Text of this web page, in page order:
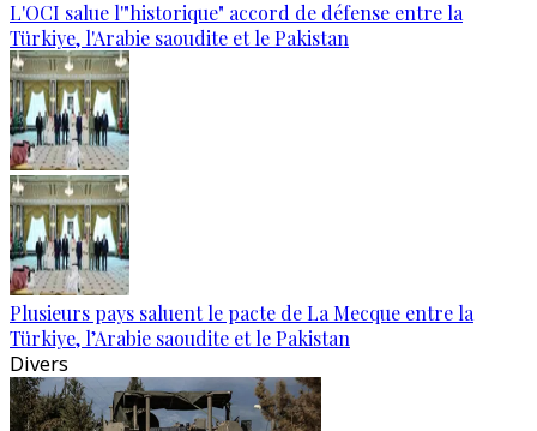
L'OCI salue l'"historique" accord de défense entre la
Türkiye, l'Arabie saoudite et le Pakistan
Plusieurs pays saluent le pacte de La Mecque entre la
Türkiye, l’Arabie saoudite et le Pakistan
Divers